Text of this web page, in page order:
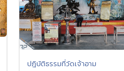
ปฎิบัติธรรมที่วัดเจ้าอาม